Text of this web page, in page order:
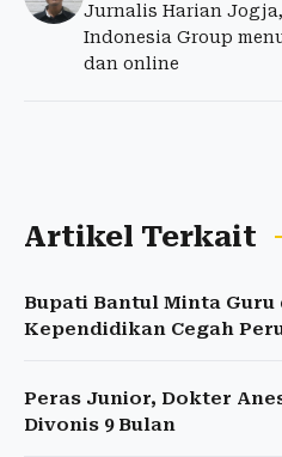
Jurnalis Harian
Indonesia Group
dan online
Artikel Terkait
Bupati Bantul Minta Guru
Kependidikan Cegah
Peras Junior, Dokter
Divonis 9 Bulan